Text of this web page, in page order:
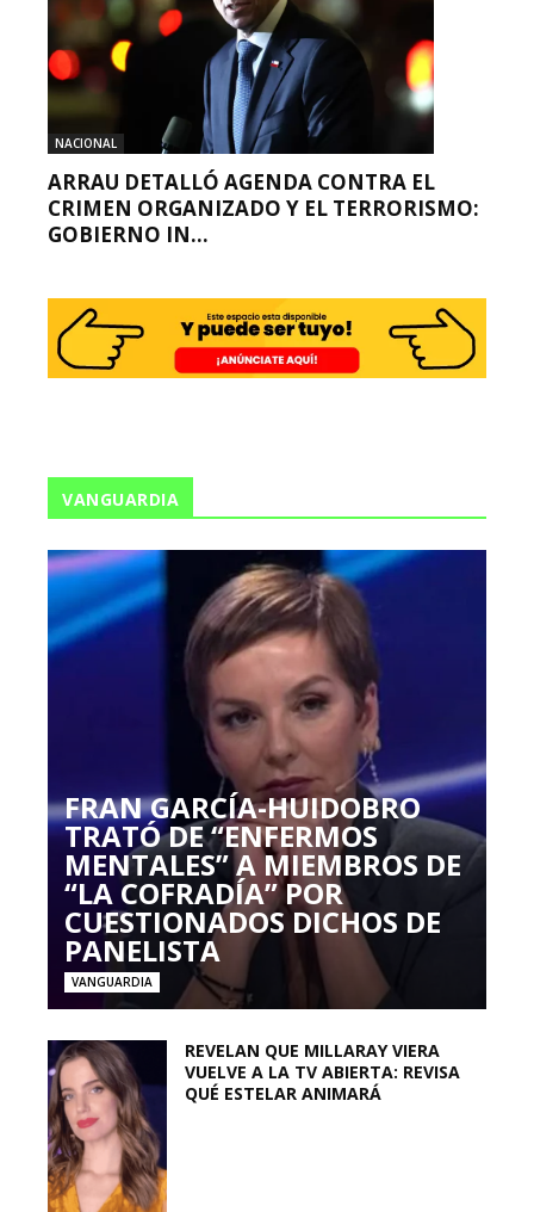
NACIONAL
ARRAU DETALLÓ AGENDA CONTRA EL
CRIMEN ORGANIZADO Y EL TERRORISMO:
GOBIERNO IN...
VANGUARDIA
FRAN GARCÍA-HUIDOBRO
TRATÓ DE “ENFERMOS
MENTALES” A MIEMBROS DE
“LA COFRADÍA” POR
CUESTIONADOS DICHOS DE
PANELISTA
VANGUARDIA
REVELAN QUE MILLARAY VIERA
VUELVE A LA TV ABIERTA: REVISA
QUÉ ESTELAR ANIMARÁ